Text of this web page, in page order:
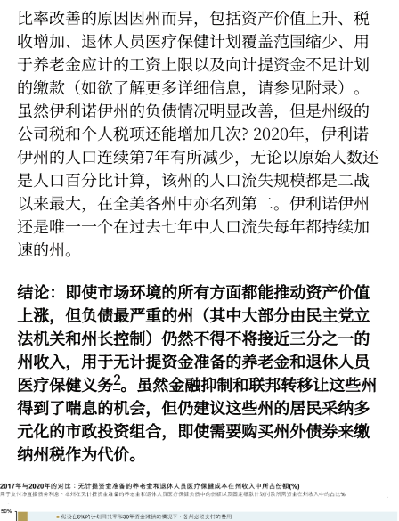
比率改善的原因因州而异，包括资产价值上升、税
收增加、退休人员医疗保健计划覆盖范围缩少、用
于养老金应计的工资上限以及向计提资金不足计划
的缴款（如欲了解更多详细信息，请参见附录）。
虽然伊利诺伊州的负债情况明显改善，但是州级的
公司税和个人税项还能增加几次? 2020年，伊利诺
伊州的人口连续第7年有所减少，无论以原始人数还
是人口百分比计算，该州的人口流失规模都是二战
以来最大，在全美各州中亦名列第二。伊利诺伊州
还是唯一一个在过去七年中人口流失每年都持续加
速的州。
结论：即使市场环境的所有方面都能推动资产价值
上涨，但负债最严重的州（其中大部分由民主党立
法机关和州长控制）仍然不得不将接近三分之一的
州收入，用于无计提资金准备的养老金和退休人员
医疗保健义务2。虽然金融抑制和联邦转移让这些州
得到了喘息的机会，但仍建议这些州的居民采纳多
元化的市政投资组合，即使需要购买州外债券来缴
纳州税作为代价。